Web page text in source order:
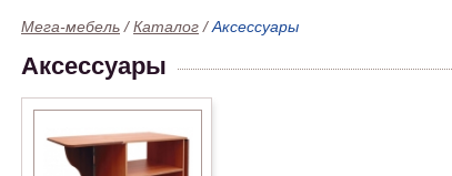
Мега-мебель /Каталог /Аксессуары
Аксессуары